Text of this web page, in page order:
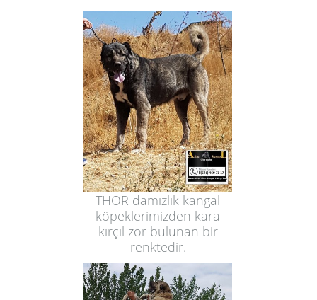
THOR damızlık kangal
köpeklerimizden kara
kırçıl zor bulunan bir
renktedir.